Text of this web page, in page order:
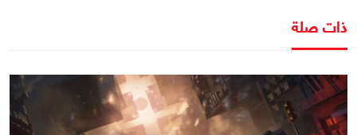
ذات صلة